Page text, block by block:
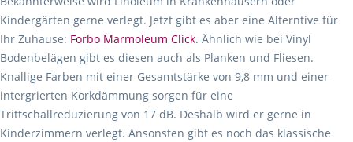
Kindergärten gerne verlegt. Jetzt gibt es aber eine Alterntive für
Ihr Zuhause: Forbo Marmoleum Click. Ähnlich wie bei Vinyl
Bodenbelägen gibt es diesen auch als Planken und Fliesen.
Knallige Farben mit einer Gesamtstärke von 9,8 mm und einer
intergrierten Korkdämmung sorgen für eine
Trittschallreduzierung von 17 dB. Deshalb wird er gerne in
Kinderzimmern verlegt. Ansonsten gibt es noch das klassische